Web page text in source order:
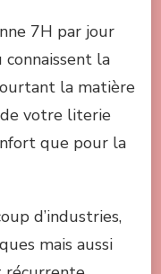
7H par jour
la
la matière
votre literie
que pour la
d’industries,
mais aussi